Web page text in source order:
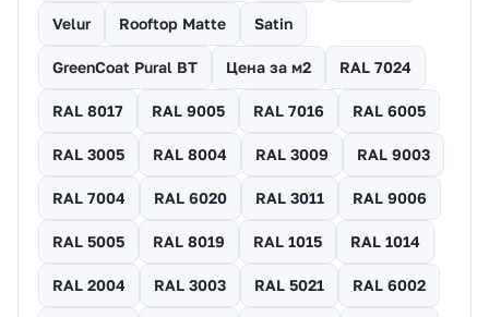
Velur Rooftop Matte Satin
GreenCoat Pural BT Цена за м2 RAL 7024
RAL 8017 RAL 9005 RAL 7016 RAL 6005
RAL 3005 RAL 8004 RAL 3009 RAL 9003
RAL 7004 RAL 6020 RAL 3011 RAL 9006
RAL 5005 RAL 8019 RAL 1015 RAL 1014
RAL 2004 RAL 3003 RAL 5021 RAL 6002